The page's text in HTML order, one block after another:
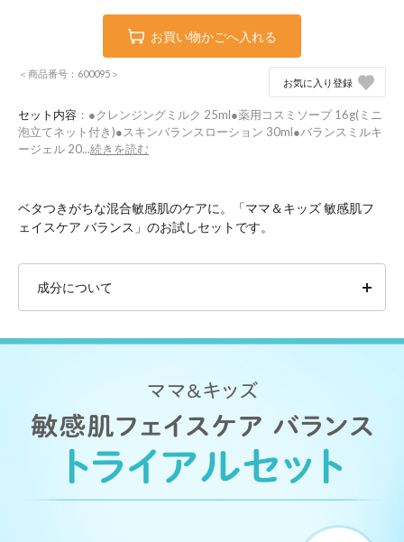
お買い物かごへ入れる
＜商品番号：600095＞
お気に入り登録
セット内容 ：●クレンジングミルク 25ml●薬用コスミソープ 16g(ミニ
泡立てネット付き)●スキンバランスローション 30ml●バランスミルキ
ージェル 20...続きを読む
ベタつきがちな混合敏感肌のケアに。「ママ＆キッズ 敏感肌フ
ェイスケア バランス」のお試しセットです。
成分について